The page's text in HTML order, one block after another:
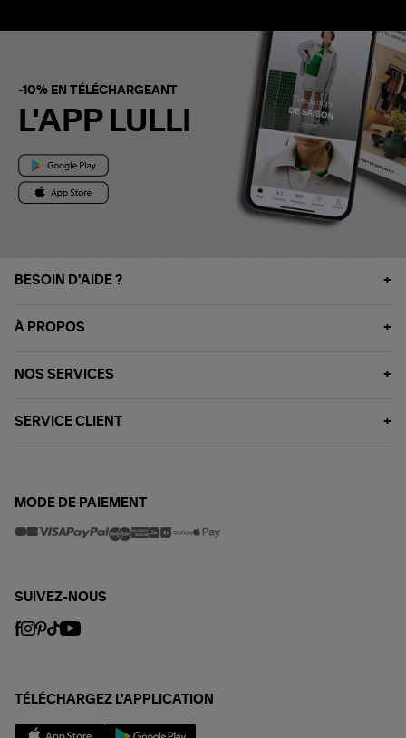
-10% EN TÉLÉCHARGEANT
L'APP LULLI
BESOIN D'AIDE ?
À PROPOS
NOS SERVICES
SERVICE CLIENT
MODE DE PAIEMENT
SUIVEZ-NOUS
TÉLÉCHARGEZ L'APPLICATION